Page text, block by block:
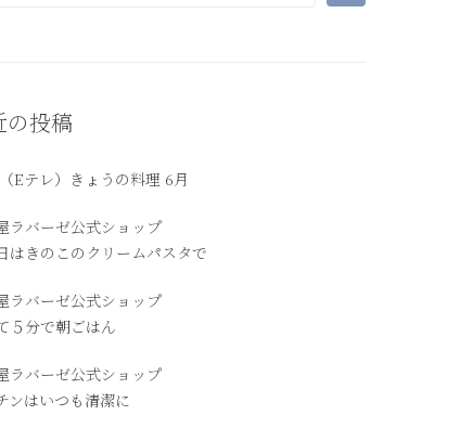
の投稿
Eテレ）きょうの料理 6月
ラバーゼ公式ショップ
はきのこのクリームパスタで
ラバーゼ公式ショップ
５分で朝ごはん
ラバーゼ公式ショップ
ンはいつも清潔に